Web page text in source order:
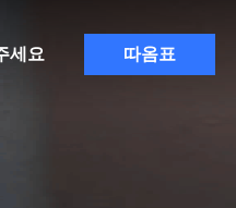
세요 따옴표